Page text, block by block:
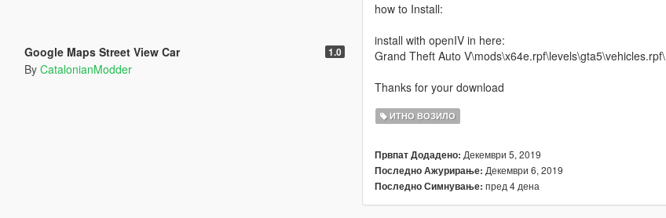
Google Maps Street View Car 1.0
By CatalonianModder
how to Install:
install with openIV in here:
Grand Theft Auto V\mods\x64e.rpf\levels\gta5\vehicles.rpf\
Thanks for your download
ИТНО ВОЗИЛО
Првпат Додадено: Декември 5, 2019
Последно Ажурирање: Декември 6, 2019
Последно Симнување: пред 4 дена